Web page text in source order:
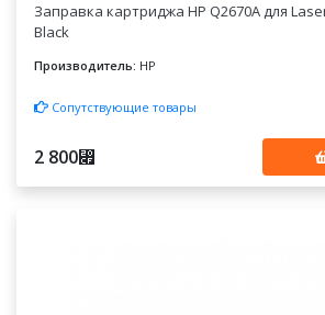
Заправка картриджа HP Q2670A для
Black
Производитель: HP
Сопутствующие товары
2 800⃏